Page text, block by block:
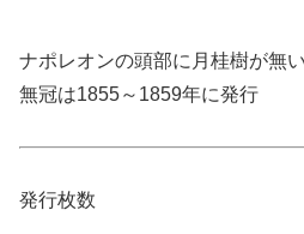
ナポレオンの頭部に月桂樹が無
無冠は1855～1859年に発行
発行枚数